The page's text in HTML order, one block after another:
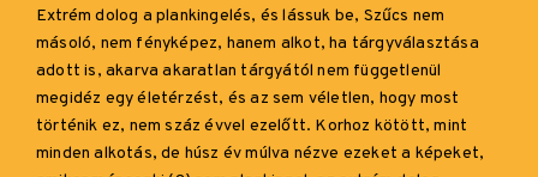
Extrém dolog a plankingelés, és lássuk be, Szűcs nem
másoló, nem fényképez, hanem alkot, ha tárgyválasztása
adott is, akarva akaratlan tárgyától nem függetlenül
megidéz egy életérzést, és az sem véletlen, hogy most
történik ez, nem száz évvel ezelőtt. Korhoz kötött, mint
minden alkotás, de húsz év múlva nézve ezeket a képeket,